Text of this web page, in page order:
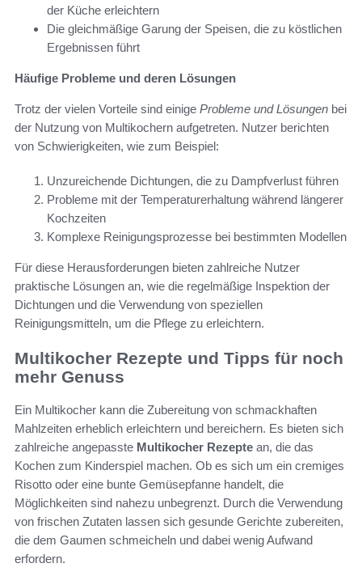
der Küche erleichtern
Die gleichmäßige Garung der Speisen, die zu köstlichen
Ergebnissen führt
Häufige Probleme und deren Lösungen
Trotz der vielen Vorteile sind einige Probleme und Lösungen bei
der Nutzung von Multikochern aufgetreten. Nutzer berichten
von Schwierigkeiten, wie zum Beispiel:
Unzureichende Dichtungen, die zu Dampfverlust führen
Probleme mit der Temperaturerhaltung während längerer
Kochzeiten
Komplexe Reinigungsprozesse bei bestimmten Modellen
Für diese Herausforderungen bieten zahlreiche Nutzer
praktische Lösungen an, wie die regelmäßige Inspektion der
Dichtungen und die Verwendung von speziellen
Reinigungsmitteln, um die Pflege zu erleichtern.
Multikocher Rezepte und Tipps für noch
mehr Genuss
Ein Multikocher kann die Zubereitung von schmackhaften
Mahlzeiten erheblich erleichtern und bereichern. Es bieten sich
zahlreiche angepasste Multikocher Rezepte an, die das
Kochen zum Kinderspiel machen. Ob es sich um ein cremiges
Risotto oder eine bunte Gemüsepfanne handelt, die
Möglichkeiten sind nahezu unbegrenzt. Durch die Verwendung
von frischen Zutaten lassen sich gesunde Gerichte zubereiten,
die dem Gaumen schmeicheln und dabei wenig Aufwand
erfordern.